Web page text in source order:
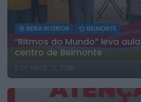
BEIRA INTERIOR BELMONTE
“Ritmos do Mundo” leva
centro de Belmonte
5 DE AGOSTO, 2026